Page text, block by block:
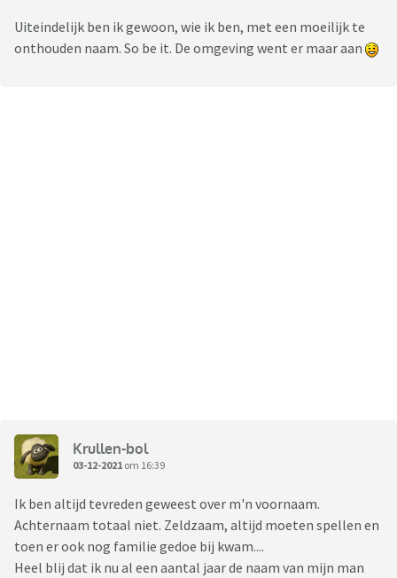
Uiteindelijk ben ik gewoon, wie ik ben, met een moeilijk te
onthouden naam. So be it. De omgeving went er maar aan
Krullen-bol
03-12-2021 om 16:39
Ik ben altijd tevreden geweest over m'n voornaam.
Achternaam totaal niet. Zeldzaam, altijd moeten spellen en
toen er ook nog familie gedoe bij kwam....
Heel blij dat ik nu al een aantal jaar de naam van mijn man